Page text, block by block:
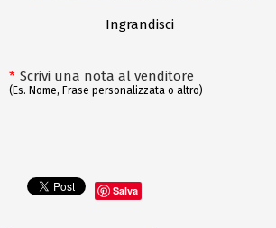
Ingrandisci
* Scrivi una nota al venditore
(Es. Nome, Frase personalizzata o altro)
Salva